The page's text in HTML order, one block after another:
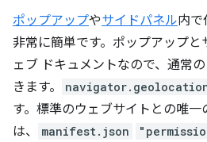
ポップアップやサイドパネル内で
非常に簡単です。ポップアップ
ェブ ドキュメントなので、通常
きます。
す。標準のウェブサイトとの唯一
は、
manifest.json